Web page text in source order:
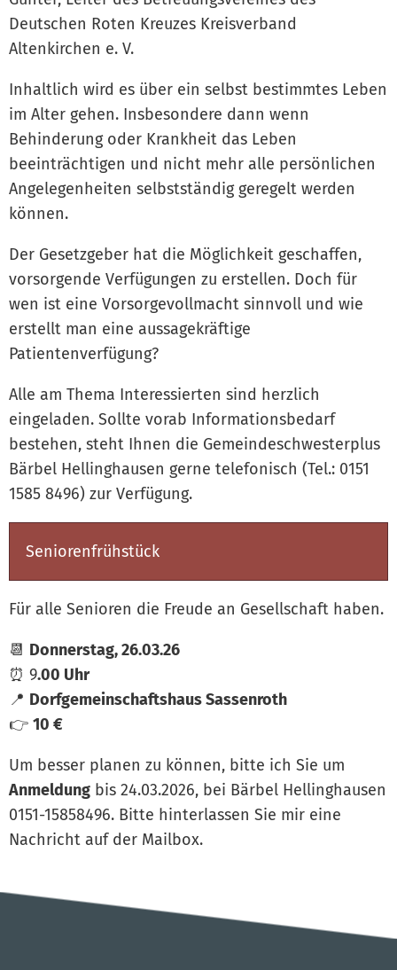
Deutschen Roten Kreuzes Kreisverband
Altenkirchen e. V.
Inhaltlich wird es über ein selbst bestimmtes Leben
im Alter gehen. Insbesondere dann wenn
Behinderung oder Krankheit das Leben
beeinträchtigen und nicht mehr alle persönlichen
Angelegenheiten selbstständig geregelt werden
können.
Der Gesetzgeber hat die Möglichkeit geschaffen,
vorsorgende Verfügungen zu erstellen. Doch für
wen ist eine Vorsorgevollmacht sinnvoll und wie
erstellt man eine aussagekräftige
Patientenverfügung?
Alle am Thema Interessierten sind herzlich
eingeladen. Sollte vorab Informationsbedarf
bestehen, steht Ihnen die Gemeindeschwesterplus
Bärbel Hellinghausen gerne telefonisch (Tel.: 0151
1585 8496) zur Verfügung.
Seniorenfrühstück
Für alle Senioren die Freude an Gesellschaft haben.
📆 Donnerstag, 26.03.26
⏰️ 9.00 Uhr
📍 Dorfgemeinschaftshaus Sassenroth
👉️ 10 €
Um besser planen zu können, bitte ich Sie um
Anmeldung bis 24.03.2026, bei Bärbel Hellinghausen
0151-15858496. Bitte hinterlassen Sie mir eine
Nachricht auf der Mailbox.